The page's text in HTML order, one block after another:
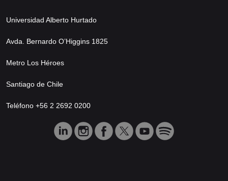
Universidad Alberto Hurtado
Avda. Bernardo O’Higgins 1825
Metro Los Héroes
Santiago de Chile
Teléfono +56 2 2692 0200